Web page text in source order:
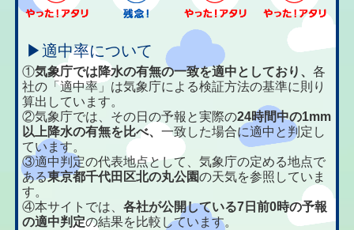
▶適中率について
①気象庁では降水の有無の一致を適中としており、各
社の「適中率」は気象庁による検証方法の基準に則り
算出しています。
②気象庁では、その日の予報と実際の24時間中の1mm
以上降水の有無を比べ、一致した場合に適中と判定し
ています。
③適中判定の代表地点として、気象庁の定める地点で
ある東京都千代田区北の丸公園の天気を参照していま
す。
④本サイトでは、各社が公開している7日前0時の予報
の適中判定の結果を比較しています。